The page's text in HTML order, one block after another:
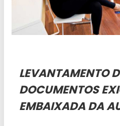
LEVANTAMENTO
DOCUMENTOS
EMBAIXADA DA